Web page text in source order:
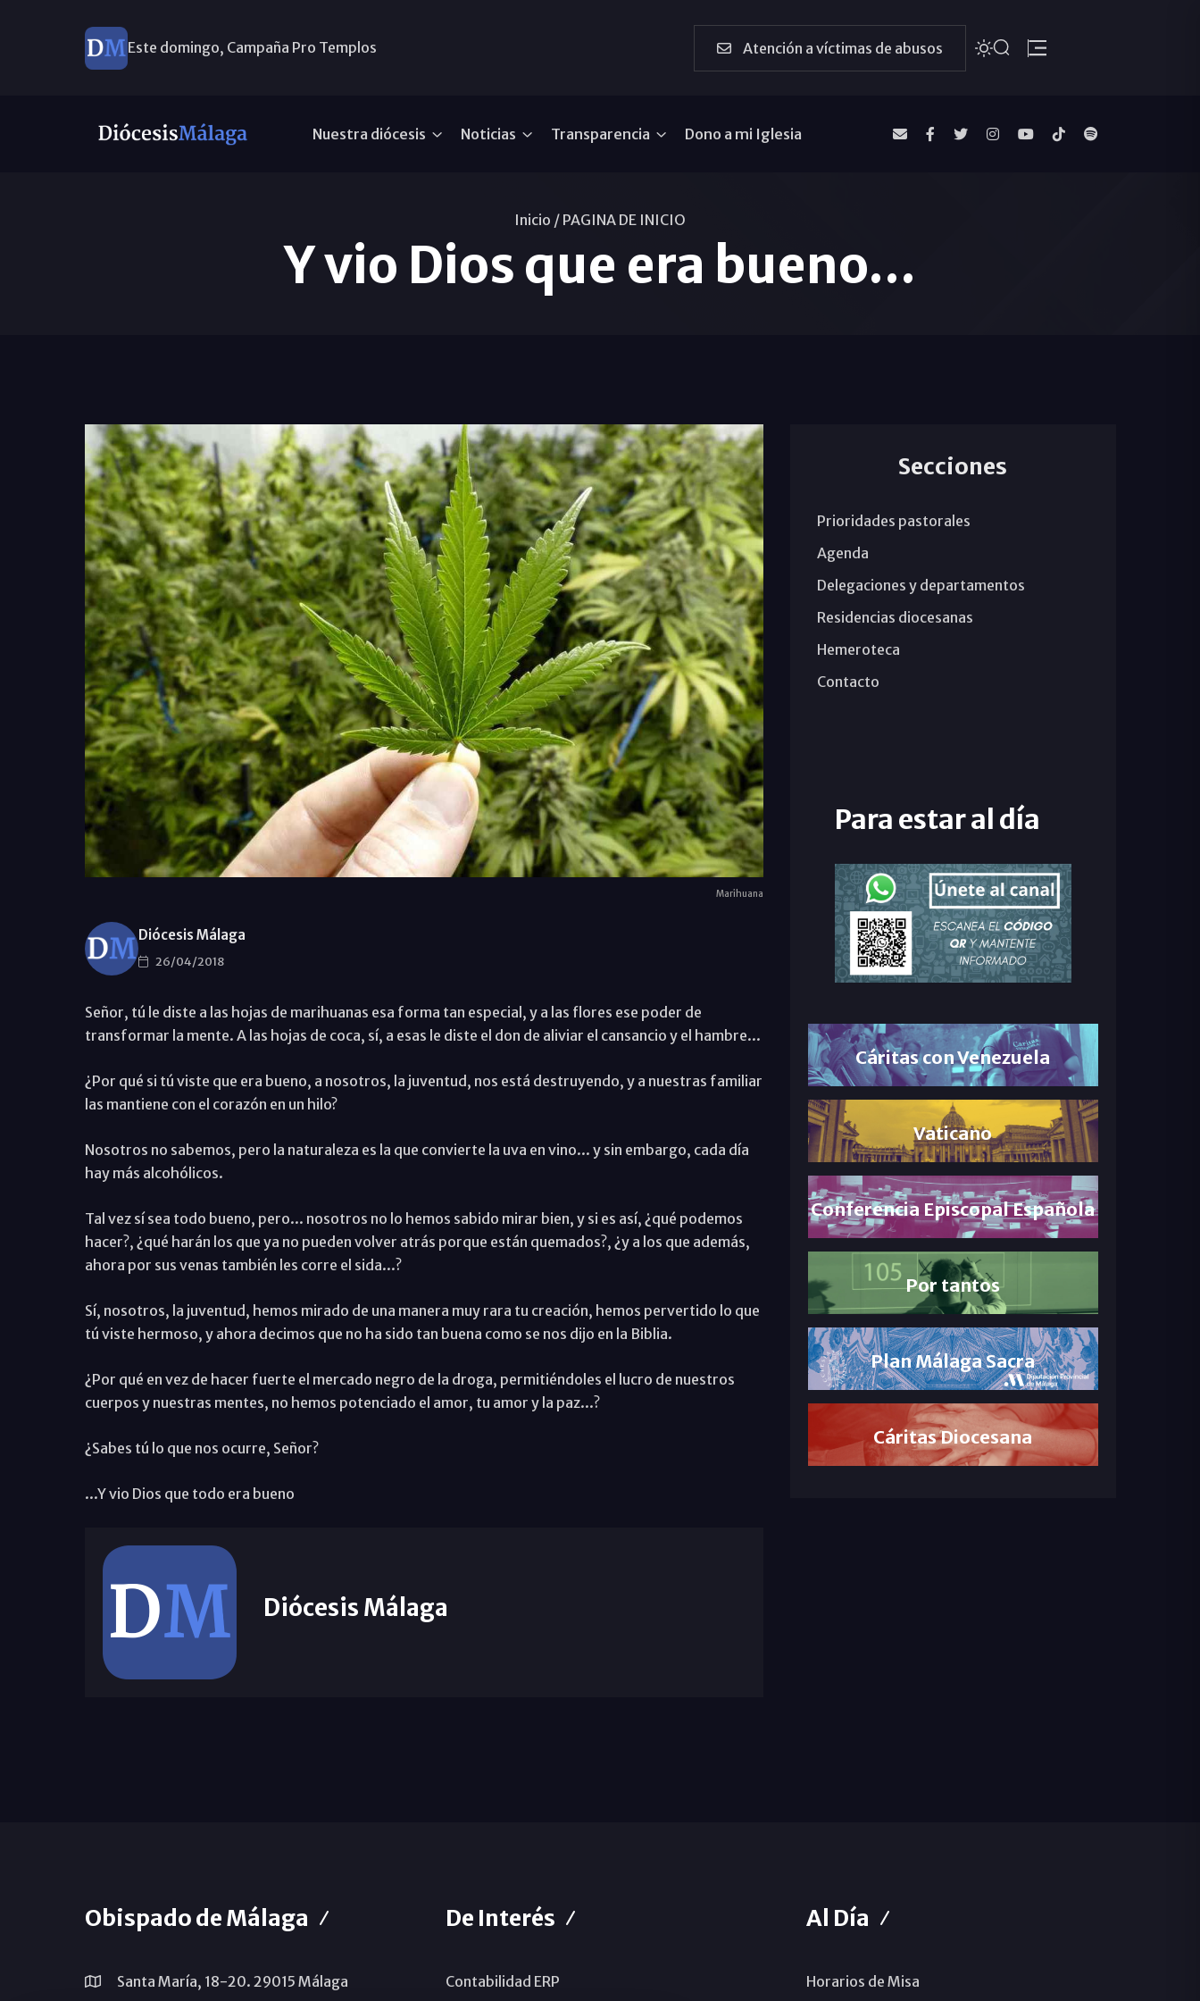
Este domingo, Campaña Pro Templos Atención a víctimas de abusos
Nuestra diócesis Noticias Transparencia Dono a mi Iglesia
Inicio / PAGINA DE INICIO
Y vio Dios que era bueno...
Marihuana
Diócesis Málaga
26/04/2018
Señor, tú le diste a las hojas de marihuanas esa forma tan especial, y a las flores ese poder de
transformar la mente. A las hojas de coca, sí, a esas le diste el don de aliviar el cansancio y el hambre...
¿Por qué si tú viste que era bueno, a nosotros, la juventud, nos está destruyendo, y a nuestras familiar
las mantiene con el corazón en un hilo?
Nosotros no sabemos, pero la naturaleza es la que convierte la uva en vino... y sin embargo, cada día
hay más alcohólicos.
Tal vez sí sea todo bueno, pero... nosotros no lo hemos sabido mirar bien, y si es así, ¿qué podemos
hacer?, ¿qué harán los que ya no pueden volver atrás porque están quemados?, ¿y a los que además,
ahora por sus venas también les corre el sida...?
Sí, nosotros, la juventud, hemos mirado de una manera muy rara tu creación, hemos pervertido lo que
tú viste hermoso, y ahora decimos que no ha sido tan buena como se nos dijo en la Biblia.
¿Por qué en vez de hacer fuerte el mercado negro de la droga, permitiéndoles el lucro de nuestros
cuerpos y nuestras mentes, no hemos potenciado el amor, tu amor y la paz...?
¿Sabes tú lo que nos ocurre, Señor?
...Y vio Dios que todo era bueno
Diócesis Málaga
Secciones
Prioridades pastorales
Agenda
Delegaciones y departamentos
Residencias diocesanas
Hemeroteca
Contacto
Para estar al día
Cáritas con Venezuela
Vaticano
Conferencia Episcopal Española
Por tantos
Plan Málaga Sacra
Cáritas Diocesana
Obispado de Málaga
Santa María, 18-20. 29015 Málaga
De Interés
Contabilidad ERP
Al Día
Horarios de Misa